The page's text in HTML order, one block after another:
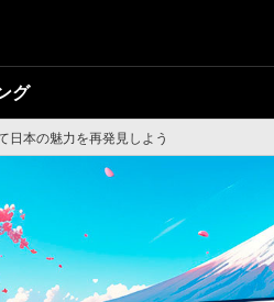
グ
日本の魅力を再発見しよう
ム アニ